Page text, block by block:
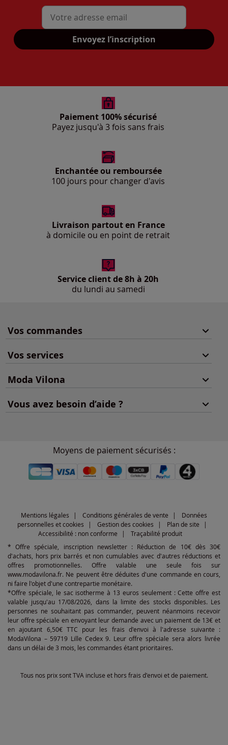
Mon adresse mail
Envoyez l’inscription
Paiement 100% sécurisé
Payez jusqu'à 3 fois sans frais
Enchantée ou remboursée
100 jours pour changer d'avis
Livraison partout en France
à domicile ou en point de retrait
Service client de 8h à 20h
du lundi au samedi
Vos commandes
Vos services
Moda Vilona
Vous avez besoin d’aide ?
Moyens de paiement sécurisés :
Mentions légales Conditions générales de vente
Données
personnelles et cookies
Gestion des cookies
Plan de site
Accessibilité : non conforme
Traçabilité produit
* Offre spéciale, inscription newsletter : Réduction de 10€ dès 30€
d'achats, hors prix barrés et non cumulables avec d'autres réductions et
offres promotionnelles. Offre valable une seule fois sur
www.modavilona.fr. Ne peuvent être déduites d'une commande en cours,
ni faire l'objet d'une contrepartie monétaire.
*Offre spéciale, le sac isotherme à 13 euros seulement : Cette offre est
valable jusqu'au 17/08/2026, dans la limite des stocks disponibles. Les
personnes ne souhaitant pas commander, peuvent néanmoins recevoir
leur offre spéciale en envoyant leur demande avec un paiement de 13€ et
en ajoutant 6,50€ TTC pour les frais d'envoi à l'adresse suivante :
ModaVilona – 59719 Lille Cedex 9. Leur offre spéciale sera alors livrée
dans un délai de 3 mois, les commandes étant prioritaires.
Tous nos prix sont TVA incluse et hors frais d'envoi et de paiement.